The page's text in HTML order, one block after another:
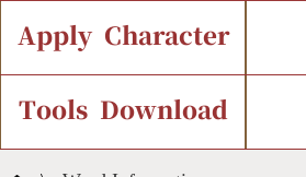
Introduction
Chinese Code Status
IDS Query
Components Query
Apply Character
Application Process
Font Instant Display
Tools Download